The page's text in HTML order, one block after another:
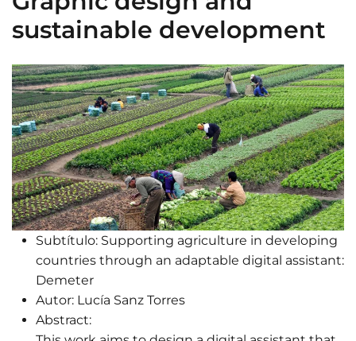
sustainable development
Subtítulo: Supporting agriculture in developing
countries through an adaptable digital assistant:
Demeter
Autor: Lucía Sanz Torres
Abstract: